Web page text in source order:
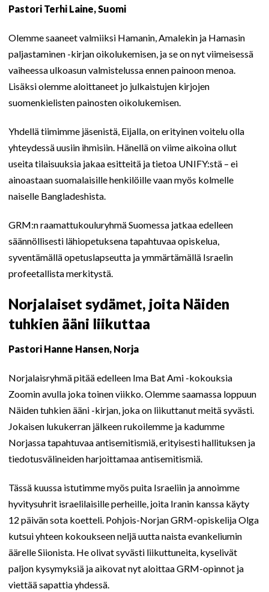
Pastori Terhi Laine, Suomi
Olemme saaneet valmiiksi Hamanin, Amalekin ja Hamasin
paljastaminen -kirjan oikolukemisen, ja se on nyt viimeisessä
vaiheessa ulkoasun valmistelussa ennen painoon menoa.
Lisäksi olemme aloittaneet jo julkaistujen kirjojen
suomenkielisten painosten oikolukemisen.
Yhdellä tiimimme jäsenistä, Eijalla, on erityinen voitelu olla
yhteydessä uusiin ihmisiin. Hänellä on viime aikoina ollut
useita tilaisuuksia jakaa esitteitä ja tietoa UNIFY:stä – ei
ainoastaan suomalaisille henkilöille vaan myös kolmelle
naiselle Bangladeshista.
GRM:n raamattukouluryhmä Suomessa jatkaa edelleen
säännöllisesti lähiopetuksena tapahtuvaa opiskelua,
syventämällä opetuslapseutta ja ymmärtämällä Israelin
profeetallista merkitystä.
Norjalaiset sydämet, joita Näiden
tuhkien ääni liikuttaa
Pastori Hanne Hansen, Norja
Norjalaisryhmä pitää edelleen Ima Bat Ami -kokouksia
Zoomin avulla joka toinen viikko. Olemme saamassa loppuun
Näiden tuhkien ääni -kirjan, joka on liikuttanut meitä syvästi.
Jokaisen lukukerran jälkeen rukoilemme ja kadumme
Norjassa tapahtuvaa antisemitismiä, erityisesti hallituksen ja
tiedotusvälineiden harjoittamaa antisemitismiä.
Tässä kuussa istutimme myös puita Israeliin ja annoimme
hyvitysuhrit israelilaisille perheille, joita Iranin kanssa käyty
12 päivän sota koetteli. Pohjois-Norjan GRM-opiskelija Olga
kutsui yhteen kokoukseen neljä uutta naista evankeliumin
äärelle Siionista. He olivat syvästi liikuttuneita, kyselivät
paljon kysymyksiä ja aikovat nyt aloittaa GRM-opinnot ja
viettää sapattia yhdessä.